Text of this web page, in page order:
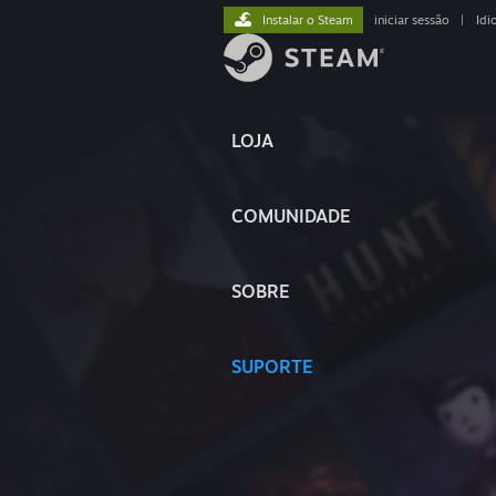
LOJA
COMUNIDADE
SOBRE
SUPORTE
Instalar o Steam iniciar sessão